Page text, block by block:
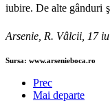
iubire. De alte gânduri
Arsenie, R. Vâlcii, 17
Sursa: www.arsenieboca.ro
Prec
Mai departe